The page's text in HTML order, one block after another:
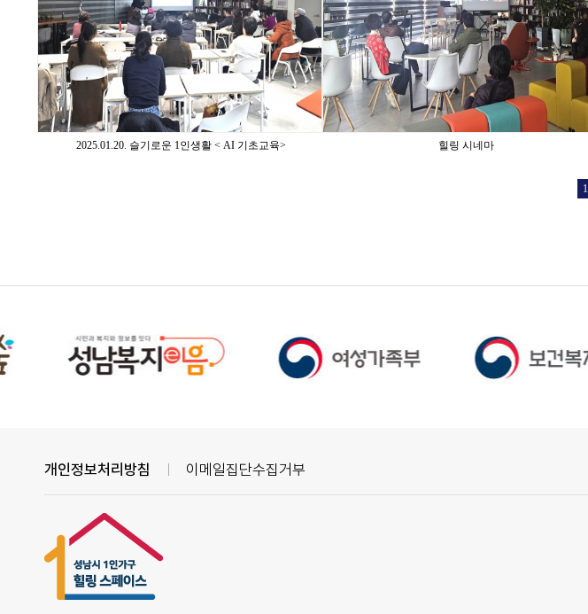
2025.01.20. 슬기로운 1인생활 < AI 기초교육> 힐링 시네마
1
개인정보처리방침 이메일집단수집거부